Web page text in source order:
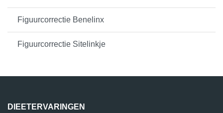
Figuurcorrectie Benelinx
Figuurcorrectie Sitelinkje
DIEETERVARINGEN